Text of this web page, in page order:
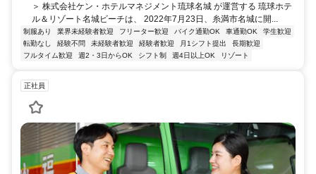
＞ 株式会社ケン・ホテルマネジメント琉球名城 が運営する 琉球ホテ
ル＆リゾート名城ビーチは、 2022年7月23日、糸満市名城に開...
制服あり 業界未経験者歓迎 フリーター歓迎 バイク通勤OK 車通勤OK
学生歓迎
転勤なし
経験不問 未経験者歓迎 経験者歓迎 月1シフト提出
長期歓迎
フルタイム歓迎
週2・3日からOK シフト制 週4日以上OK リゾート
正社員